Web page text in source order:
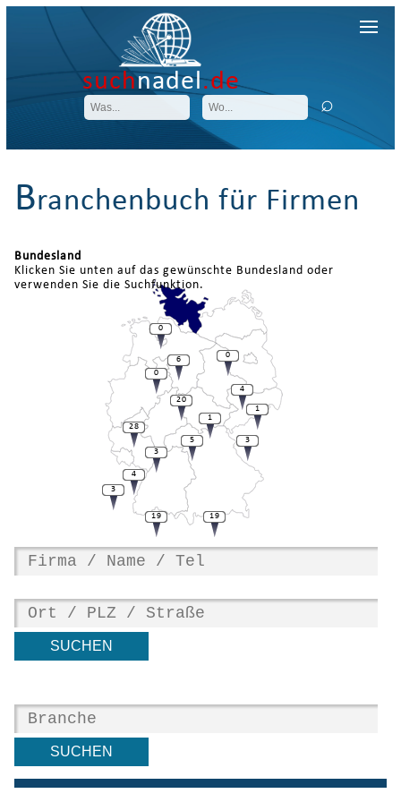
suchnadel.de
Branchenbuch für Firmen
Bundesland
Klicken Sie unten auf das gewünschte Bundesland oder
verwenden Sie die Suchfunktion.
3
1
28
4
1
0
6
0
0
20
3
3
4
19
5
19